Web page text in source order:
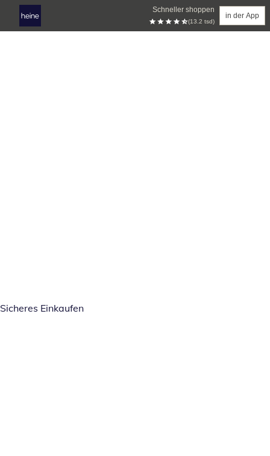
Schneller shoppen
(13.2 tsd)
in der App
Sicheres Einkaufen